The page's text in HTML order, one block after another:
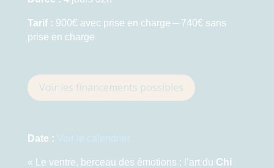
Tarif : 900€ avec prise en charge – 740€ sans
prise en charge
Voir les financements possibles
Date : Voir le calendrier
« Le ventre, berceau des émotions : l’art du Chi